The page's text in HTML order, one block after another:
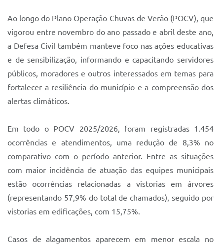
Ao longo do Plano Operação Chuvas de Verão (POCV), que
vigorou entre novembro do ano passado e abril deste ano,
a Defesa Civil também manteve foco nas ações educativas
e de sensibilização, informando e capacitando servidores
públicos, moradores e outros interessados em temas para
fortalecer a resiliência do município e a compreensão dos
alertas climáticos.
Em todo o POCV 2025/2026, foram registradas 1.454
ocorrências e atendimentos, uma redução de 8,3% no
comparativo com o período anterior. Entre as situações
com maior incidência de atuação das equipes municipais
estão ocorrências relacionadas a vistorias em árvores
(representando 57,9% do total de chamados), seguido por
vistorias em edificações, com 15,75%.
Casos de alagamentos aparecem em menor escala no